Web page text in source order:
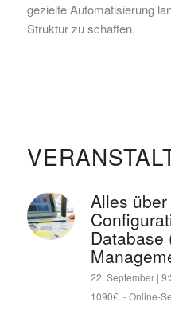
gezielte Automatisierung
Struktur zu schaffen.
Alles
Database
22. September |
1090€ -Online-